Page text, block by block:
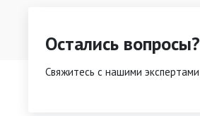
Остались вопросы?
Свяжитесь с нашими экспертами